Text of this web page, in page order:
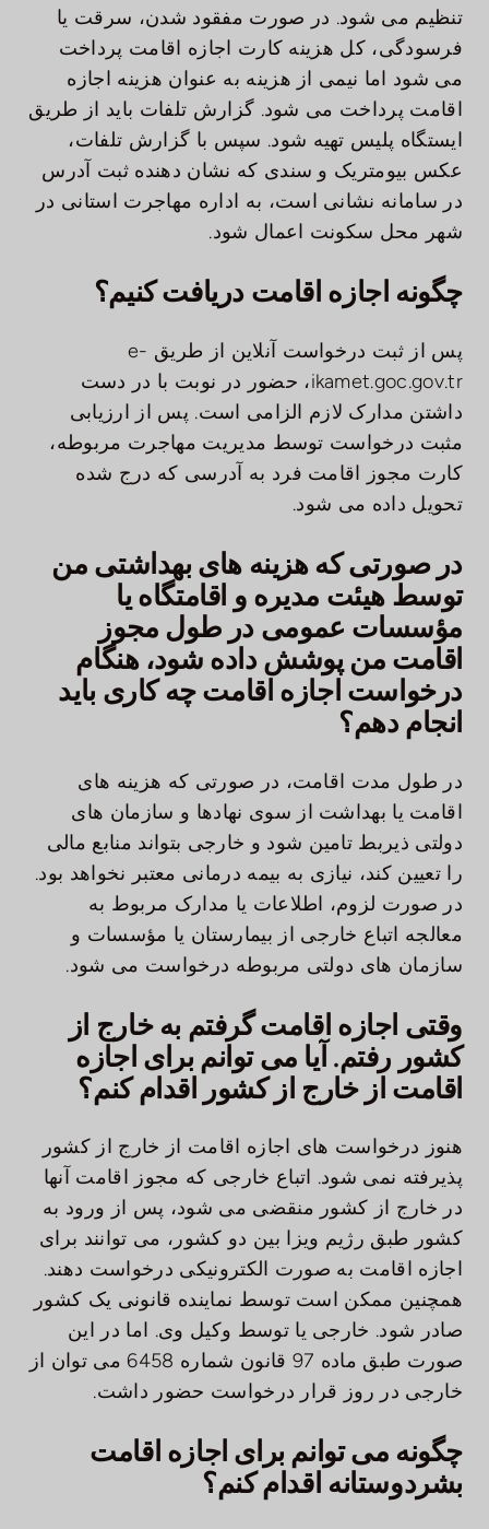
تنظیم می شود. در صورت مفقود شدن، سرقت یا
فرسودگی، کل هزینه کارت اجازه اقامت پرداخت
می شود اما نیمی از هزینه به عنوان هزینه اجازه
اقامت پرداخت می شود. گزارش تلفات باید از طریق
ایستگاه پلیس تهیه شود. سپس با گزارش تلفات،
عکس بیومتریک و سندی که نشان دهنده ثبت آدرس
در سامانه نشانی است، به اداره مهاجرت استانی در
شهر محل سکونت اعمال شود.
چگونه اجازه اقامت دریافت کنیم؟
پس از ثبت درخواست آنلاین از طریق e-
ikamet.goc.gov.tr، حضور در نوبت با در دست
داشتن مدارک لازم الزامی است. پس از ارزیابی
مثبت درخواست توسط مدیریت مهاجرت مربوطه،
کارت مجوز اقامت فرد به آدرسی که درج شده
تحویل داده می شود.
در صورتی که هزینه های بهداشتی من
توسط هیئت مدیره و اقامتگاه یا
مؤسسات عمومی در طول مجوز
اقامت من پوشش داده شود، هنگام
درخواست اجازه اقامت چه کاری باید
انجام دهم؟
در طول مدت اقامت، در صورتی که هزینه های
اقامت یا بهداشت از سوی نهادها و سازمان های
دولتی ذیربط تامین شود و خارجی بتواند منابع مالی
را تعیین کند، نیازی به بیمه درمانی معتبر نخواهد بود.
در صورت لزوم، اطلاعات یا مدارک مربوط به
معالجه اتباع خارجی از بیمارستان یا مؤسسات و
سازمان های دولتی مربوطه درخواست می شود.
وقتی اجازه اقامت گرفتم به خارج از
کشور رفتم. آیا می توانم برای اجازه
اقامت از خارج از کشور اقدام کنم؟
هنوز درخواست های اجازه اقامت از خارج از کشور
پذیرفته نمی شود. اتباع خارجی که مجوز اقامت آنها
در خارج از کشور منقضی می شود، پس از ورود به
کشور طبق رژیم ویزا بین دو کشور، می توانند برای
اجازه اقامت به صورت الکترونیکی درخواست دهند.
همچنین ممکن است توسط نماینده قانونی یک کشور
صادر شود. خارجی یا توسط وکیل وی. اما در این
صورت طبق ماده 97 قانون شماره 6458 می توان از
خارجی در روز قرار درخواست حضور داشت.
چگونه می توانم برای اجازه اقامت
بشردوستانه اقدام کنم؟